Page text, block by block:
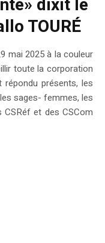
dixit le
TOURÉ
mai 2025 à la couleur
toute la corporation
présents, les
sages- femmes, les
CSRéf et des CSCom